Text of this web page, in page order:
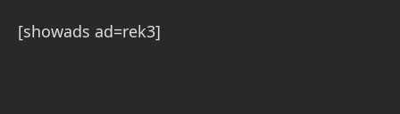
[showads ad=rek3]